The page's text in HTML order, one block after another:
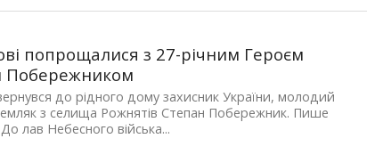
попрощалися з 27-річним Героєм
Побережником
до рідного дому захисник України, молодий
з селища Рожнятів Степан Побережник. Пише
лав Небесного війська...